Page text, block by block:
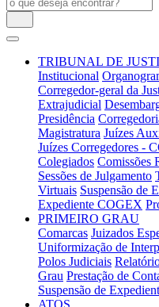
TRIBUNAL DE
Institucional
Corregedor-geral da
Extrajudicial
Presidência
Magistratura Juízes
Juízes Corregedores -
Colegiados Comissões
Sessões de Julgamento
Virtuais Suspensão de
Expediente COGEX
PRIMEIRO GRAU
Comarcas Juizados
Uniformização de
Polos Judiciais
Grau Prestação de
Suspensão de
ATOS